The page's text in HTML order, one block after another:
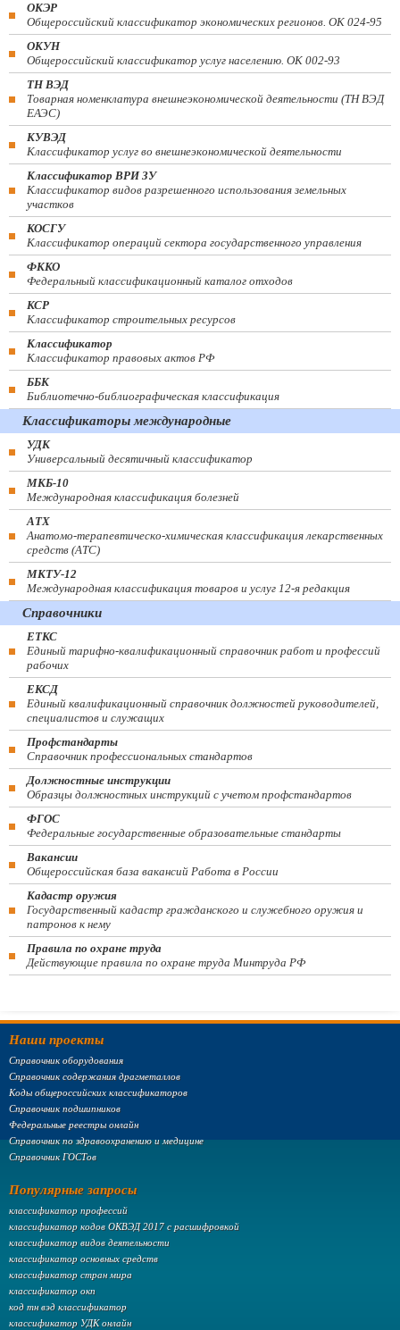
ОКЭР
Общероссийский классификатор экономических регионов. ОК 024-95
ОКУН
Общероссийский классификатор услуг населению. ОК 002-93
ТН ВЭД
Товарная номенклатура внешнеэкономической деятельности (ТН ВЭД
ЕАЭС)
КУВЭД
Классификатор услуг во внешнеэкономической деятельности
Классификатор ВРИ ЗУ
Классификатор видов разрешенного использования земельных
участков
КОСГУ
Классификатор операций сектора государственного управления
ФККО
Федеральный классификационный каталог отходов
КСР
Классификатор строительных ресурсов
Классификатор
Классификатор правовых актов РФ
ББК
Библиотечно-библиографическая классификация
Классификаторы международные
УДК
Универсальный десятичный классификатор
МКБ-10
Международная классификация болезней
АТХ
Анатомо-терапевтическо-химическая классификация лекарственных
средств (ATC)
МКТУ-12
Международная классификация товаров и услуг 12-я редакция
Справочники
ЕТКС
Единый тарифно-квалификационный справочник работ и профессий
рабочих
ЕКСД
Единый квалификационный справочник должностей руководителей,
специалистов и служащих
Профстандарты
Справочник профессиональных стандартов
Должностные инструкции
Образцы должностных инструкций с учетом профстандартов
ФГОС
Федеральные государственные образовательные стандарты
Вакансии
Общероссийская база вакансий Работа в России
Кадастр оружия
Государственный кадастр гражданского и служебного оружия и
патронов к нему
Правила по охране труда
Действующие правила по охране труда Минтруда РФ
Наши проекты
Справочник оборудования
Справочник содержания драгметаллов
Коды общероссийских классификаторов
Справочник подшипников
Федеральные реестры онлайн
Справочник по здравоохранению и медицине
Справочник ГОСТов
Популярные запросы
классификатор профессий
классификатор кодов ОКВЭД 2017 с расшифровкой
классификатор видов деятельности
классификатор основных средств
классификатор стран мира
классификатор окп
код тн вэд классификатор
классификатор УДК онлайн